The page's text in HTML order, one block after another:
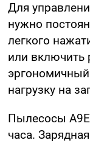
Для
нужно
легкого
или включить
нагрузку на
Пылесосы
часа.